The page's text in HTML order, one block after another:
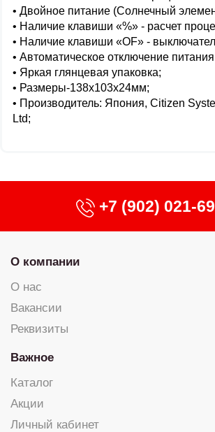
• Двойное питание (Солнечный
• Наличие клавиши «%» - расчет
• Наличие клавиши «OF» -
• Автоматическое отключение
• Яркая глянцевая упаковка;
• Размеры-138x103x24мм;
• Производитель: Япония, Citizen
Ltd;
+7 (902) 021-
О компании
О нас
Вакансии
Реквизиты
Важное
Каталог
Акции
Личный кабинет